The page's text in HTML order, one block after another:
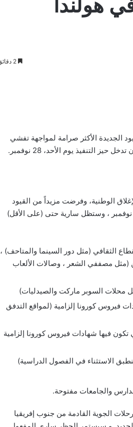
هولندا
الجديدة الأكثر صرامة لمواجهة تفشي
التنفيذ يوم الأحد، 28 نوفمبر.
على قيود الإغلاق الوطنية، وفرضت مزيداً من القيود
على قطاعات التموين والتجزئة. وستدخل القيود التالية حيز التنفيذ في 28 نوفمبر ، وستظل سارية حتى (على الأقل)
لصناعة الطعام ، والقطاع الثقافي (مثل دور السينما والمتاحف) ،
(مثل مصففي الشعر ، وصالات الألعاب
شهادات فيروس كورونا إلزامية (لمواقع التدفق
تكون فيها شهادات فيروس كورونا إلزامية
الجوية القادمة من جنوب إفريقيا